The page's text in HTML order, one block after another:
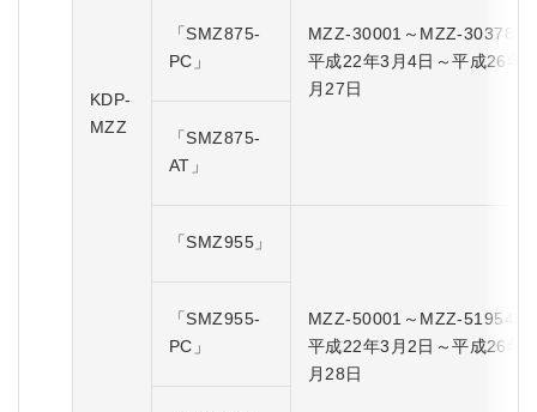
KDP-
MZZ
MZZ-30001～MZZ-30378
平成22年3月4日～平成26年3
月27日
「SMZ875-
PC」
「SMZ875-
AT」
「SMZ955」
MZZ-50001～MZZ-51954
平成22年3月2日～平成26年3
月28日
「SMZ955-
PC」